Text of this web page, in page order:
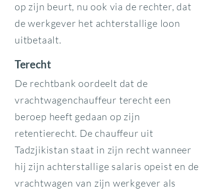
op zijn beurt, nu ook via de rechter, dat
de werkgever het achterstallige loon
uitbetaalt.
Terecht
De rechtbank oordeelt dat de
vrachtwagenchauffeur terecht een
beroep heeft gedaan op zijn
retentierecht. De chauffeur uit
Tadzjikistan staat in zijn recht wanneer
hij zijn achterstallige salaris opeist en de
vrachtwagen van zijn werkgever als